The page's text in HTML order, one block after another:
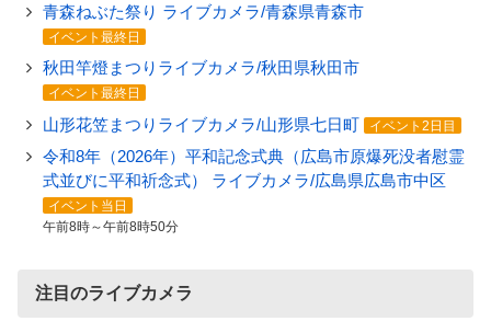
青森ねぶた祭り ライブカメラ/青森県青森市
イベント最終日
秋田竿燈まつりライブカメラ/秋田県秋田市
イベント最終日
山形花笠まつりライブカメラ/山形県七日町 イベント2日目
令和8年（2026年）平和記念式典（広島市原爆死没者慰霊
式並びに平和祈念式） ライブカメラ/広島県広島市中区
イベント当日
午前8時～午前8時50分
注目のライブカメラ